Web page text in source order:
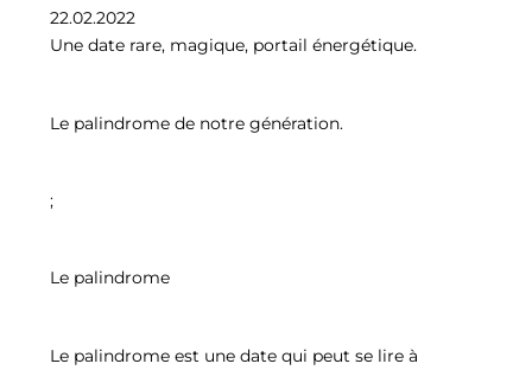
22.02.2022
Une date rare, magique, portail énergétique.
Le palindrome de notre génération.
;
Le palindrome
Le palindrome est une date qui peut se lire à